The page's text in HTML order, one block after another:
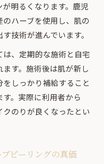
明るくなります。鹿児
ハーブを使用し、肌の
技術が進んでいます。
、定期的な施術と自宅
す。施術後は肌が新し
しっかり補給すること
。実際に利用者から
のりが良くなったとい
ピーリングの真価